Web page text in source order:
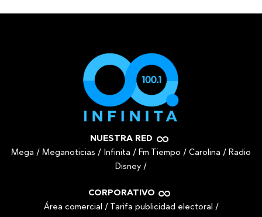
NUESTRA RED
Mega / Meganoticias / Infinita / Fm Tiempo / Carolina / Radio
Disney /
CORPORATIVO
Área comercial / Tarifa publicidad electoral /